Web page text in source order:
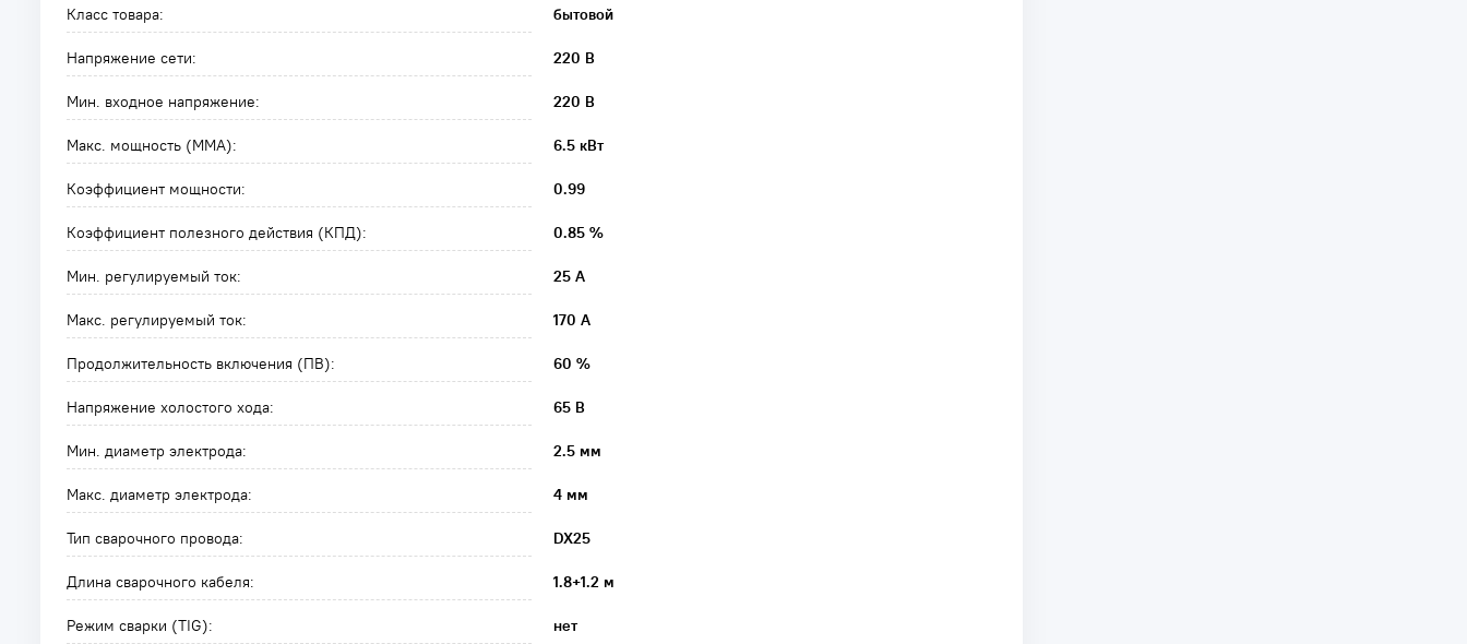
Класс товара: бытовой
Напряжение сети: 220 В
Мин. входное напряжение: 220 В
Макс. мощность (MMA): 6.5 кВт
Коэффициент мощности: 0.99
Коэффициент полезного действия (КПД): 0.85 %
Мин. регулируемый ток: 25 А
Макс. регулируемый ток: 170 А
Продолжительность включения (ПВ): 60 %
Напряжение холостого хода: 65 В
Мин. диаметр электрода: 2.5 мм
Макс. диаметр электрода: 4 мм
Тип сварочного провода: DX25
Длина сварочного кабеля: 1.8+1.2 м
Режим сварки (TIG): нет